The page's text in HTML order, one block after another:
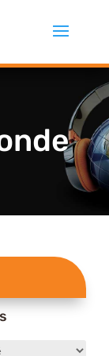
popularité